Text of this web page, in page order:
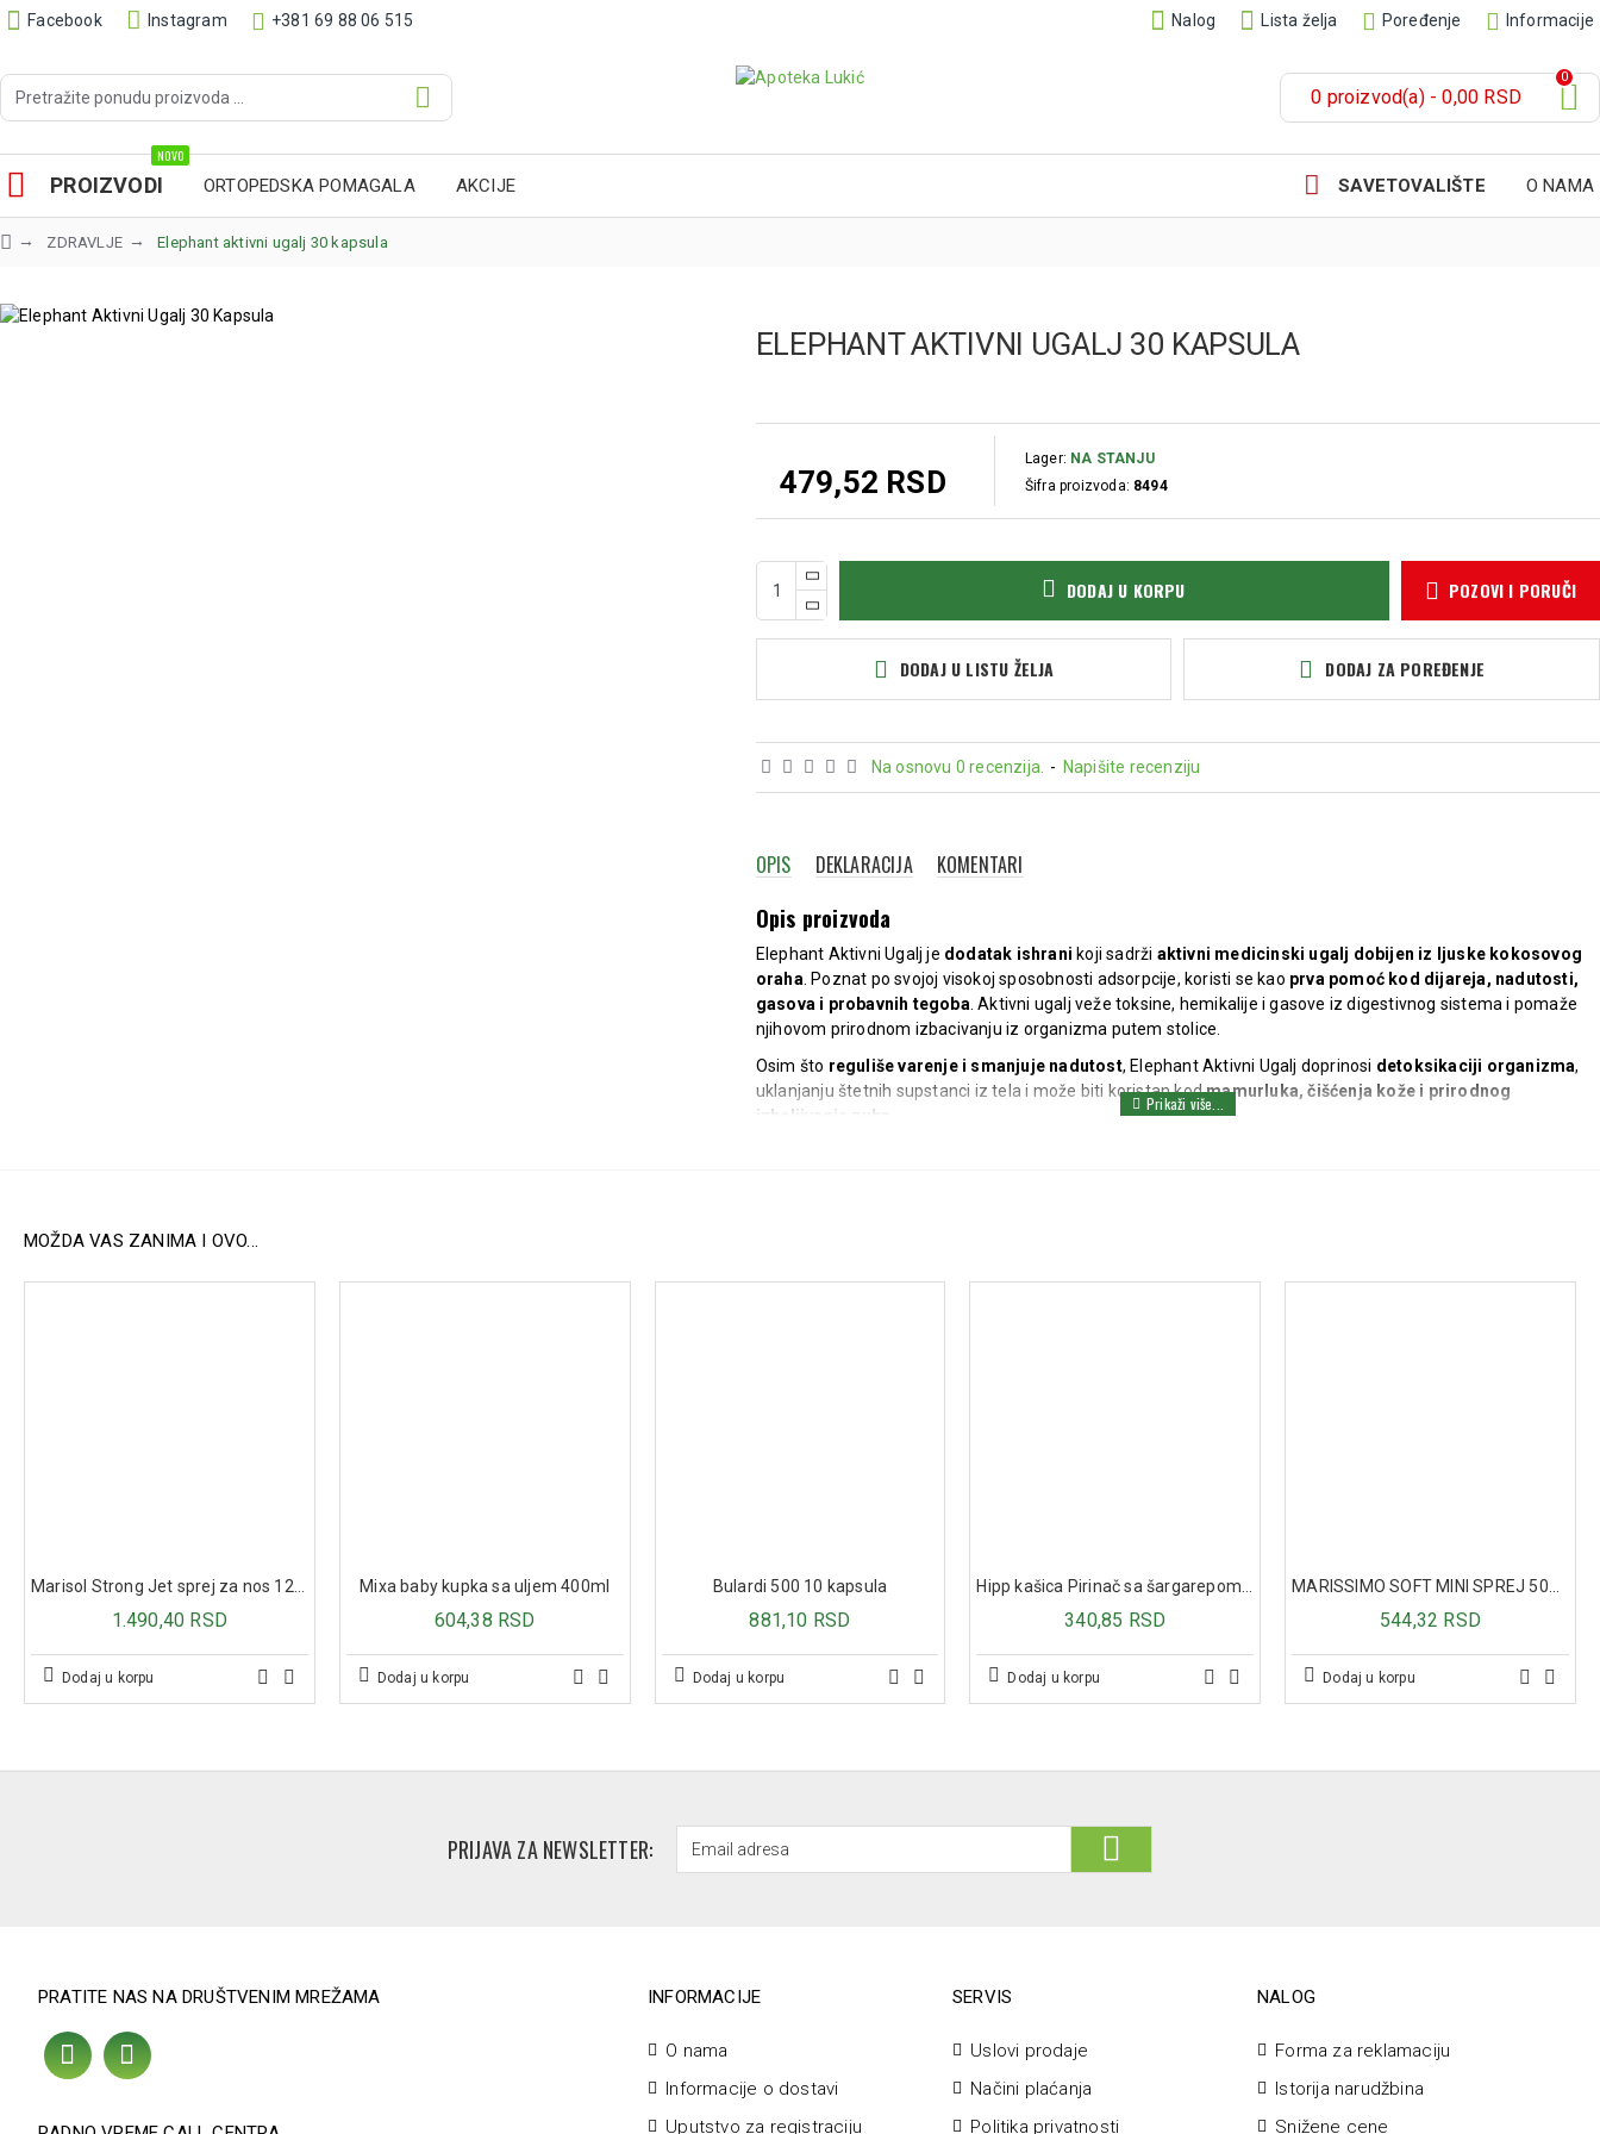
Facebook Instagram +381 69 88 06 515 Nalog Lista želja Poređenje Informacije
0 proizvod(a) - 0,00 RSD
0
PROIZVODI
NOVO
ORTOPEDSKA POMAGALA AKCIJE SAVETOVALIŠTE O NAMA
ZDRAVLJE Elephant aktivni ugalj 30 kapsula
ELEPHANT AKTIVNI UGALJ 30 KAPSULA
Na osnovu 0 recenzija. - Napišite recenziju
479,52 RSD
Lager: NA STANJU
Šifra proizvoda: 8494
DODAJ U KORPU POZOVI I PORUČI
DODAJ U LISTU ŽELJA DODAJ ZA POREĐENJE
OPIS DEKLARACIJA KOMENTARI
Opis proizvoda
Elephant Aktivni Ugalj je dodatak ishrani koji sadrži aktivni medicinski ugalj dobijen iz ljuske kokosovog
oraha . Poznat po svojoj visokoj sposobnosti adsorpcije, koristi se kao prva pomoć kod dijareja, nadutosti,
gasova i probavnih tegoba . Aktivni ugalj veže toksine, hemikalije i gasove iz digestivnog sistema i pomaže
njihovom prirodnom izbacivanju iz organizma putem stolice.
Osim što reguliše varenje i smanjuje nadutost, Elephant Aktivni Ugalj doprinosi detoksikaciji organizma,
uklanjanju štetnih supstanci iz tela i može biti koristan kodmamurluka, čišćenja kože i prirodnog
izbeljivanja zuba
✔Kod nadimanja nakon obroka– uzeti1 g (4 kapsule) 30 minuta pre i 1 g (4 kapsule) neposredno posle
MOŽDA VAS ZANIMA I OVO...
1.490,40 RSD
Dodaj u korpu
Mixa baby kupka sa uljem 400ml
604,38 RSD
Dodaj u korpu
Bulardi 500 10 kapsula
881,10 RSD
Dodaj u korpu
340,85 RSD
Dodaj u korpu
544,32 RSD
Dodaj u korpu
PRIJAVA ZA NEWSLETTER:
PRATITE NAS NA DRUŠTVENIM MREŽAMA INFORMACIJE
O nama
Informacije o dostavi
Uputstvo za registraciju
SERVIS
Uslovi prodaje
Načini plaćanja
Politika privatnosti
NALOG
Forma za reklamaciju
Istorija narudžbina
Snižene cene